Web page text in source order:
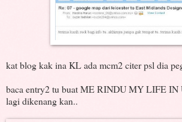
kat blog kak ina KL ada mcm2 citer psl dia
baca entry2 tu buat ME RINDU MY LIFE IN
lagi dikenang kan..